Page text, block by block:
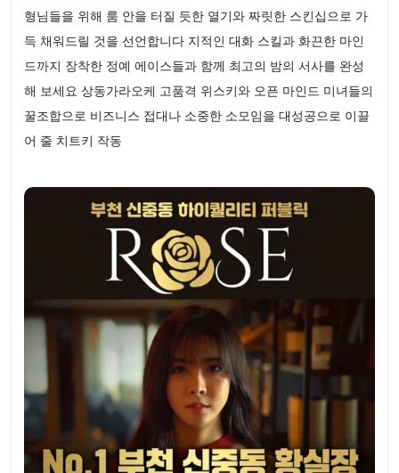
형님들을 위해 룸 안을 터질 듯한 열기와 짜릿한 스킨십으로 가
득 채워드릴 것을 선언합니다 지적인 대화 스킬과 화끈한 마인
드까지 장착한 정예 에이스들과 함께 최고의 밤의 서사를 완성
해 보세요 상동가라오케 고품격 위스키와 오픈 마인드 미녀들의
꿀조합으로 비즈니스 접대나 소중한 소모임을 대성공으로 이끌
어 줄 치트키 작동